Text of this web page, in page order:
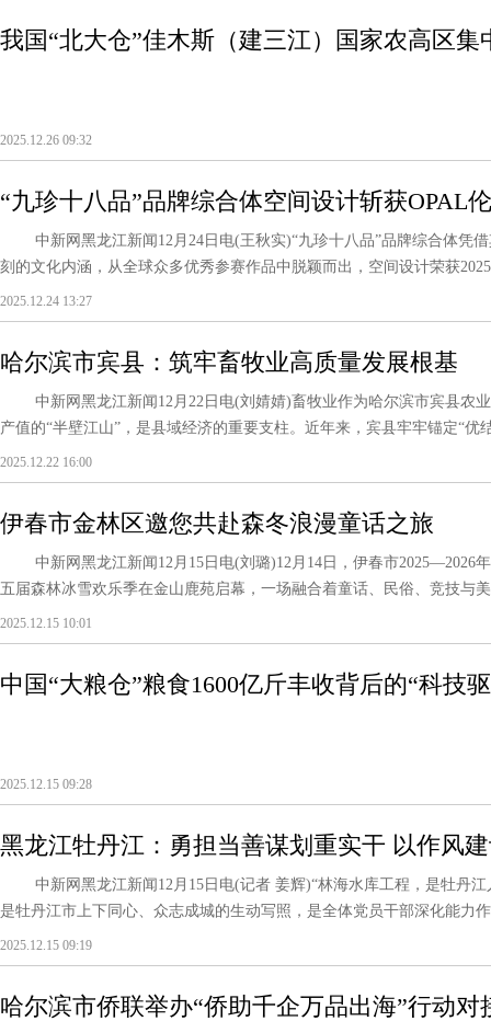
我国“北大仓”佳木斯（建三江）国家农高区集
2025.12.26 09:32
“九珍十八品”品牌综合体空间设计斩获OPAL
中新网黑龙江新闻12月24日电(王秋实)“九珍十八品”品牌综合体凭借
刻的文化内涵，从全球众多优秀参赛作品中脱颖而出，空间设计荣获
2025.12.24 13:27
哈尔滨市宾县：筑牢畜牧业高质量发展根基
中新网黑龙江新闻12月22日电(刘婧婧)畜牧业作为哈尔滨市宾县农业
产值的“半壁江山”，是县域经济的重要支柱。近年来，宾县牢牢锚定“优
2025.12.22 16:00
伊春市金林区邀您共赴森冬浪漫童话之旅
中新网黑龙江新闻12月15日电(刘璐)12月14日，伊春市2025—2026
五届森林冰雪欢乐季在金山鹿苑启幕，一场融合着童话、民俗、竞技与
2025.12.15 10:01
中国“大粮仓”粮食1600亿斤丰收背后的“科技
2025.12.15 09:28
黑龙江牡丹江：勇担当善谋划重实干 以作风
中新网黑龙江新闻12月15日电(记者 姜辉)“林海水库工程，是牡丹江
是牡丹江市上下同心、众志成城的生动写照，是全体党员干部深化能力
2025.12.15 09:19
哈尔滨市侨联举办“侨助千企万品出海”行动对